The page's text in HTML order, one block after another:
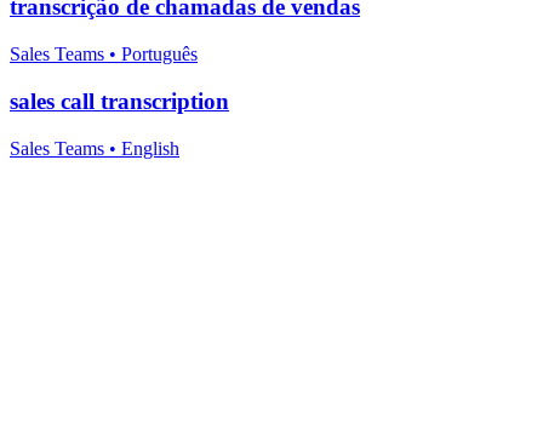
transcrição de chamadas de vendas
Sales Teams • Português
sales call transcription
Sales Teams • English